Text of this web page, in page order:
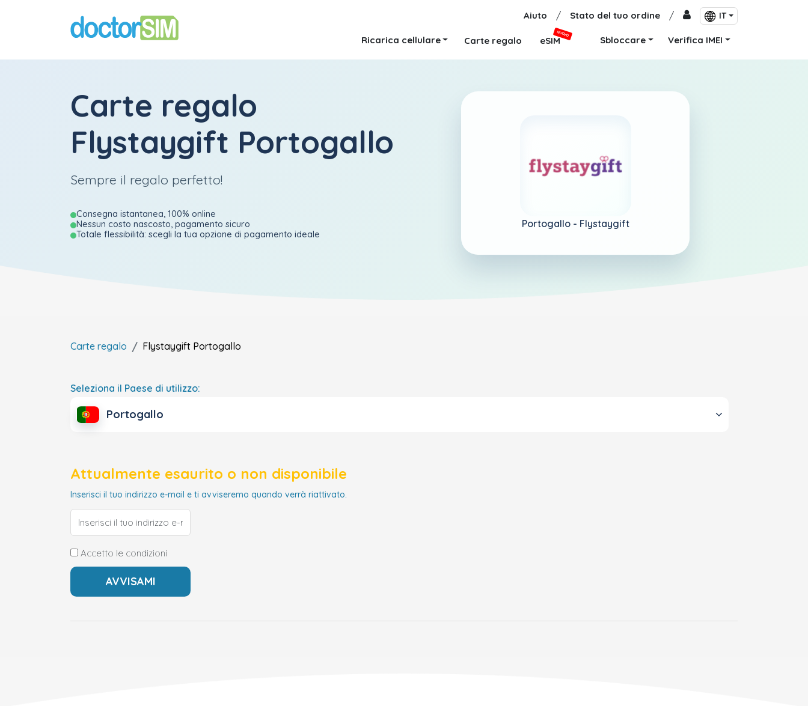
Aiuto / Stato del tuo ordine / IT
Ricarica cellulare Carte regalo eSIM
NUOVO
Sbloccare Verifica IMEI
Carte regalo
Flystaygift Portogallo
Sempre il regalo perfetto!
Consegna istantanea, 100% online
Nessun costo nascosto, pagamento sicuro
Totale flessibilità: scegli la tua opzione di pagamento ideale
Portogallo - Flystaygift
Carte regalo Flystaygift Portogallo
Seleziona il Paese di utilizzo:
Portogallo
Attualmente esaurito o non disponibile
Inserisci il tuo indirizzo e-mail e ti avviseremo quando verrà riattivato.
Accetto le condizioni